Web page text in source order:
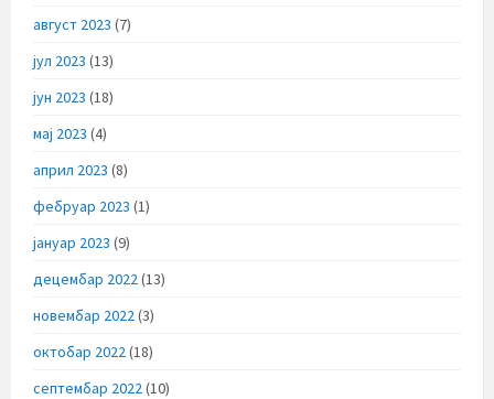
август 2023 (7)
јул 2023 (13)
јун 2023 (18)
мај 2023 (4)
април 2023 (8)
фебруар 2023 (1)
јануар 2023 (9)
децембар 2022(13)
новембар 2022(3)
октобар 2022(18)
септембар 2022(10)